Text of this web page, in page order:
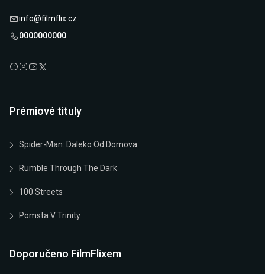
info@filmflix.cz
0000000000
Prémiové tituly
Spider-Man: Daleko Od Domova
Rumble Through The Dark
100 Streets
Pomsta V Trinity
Doporučeno FilmFlixem